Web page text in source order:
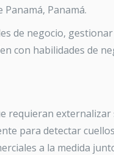
Panamá.
de negocio,
con habilidades de
requieran
para detectar
a la medida